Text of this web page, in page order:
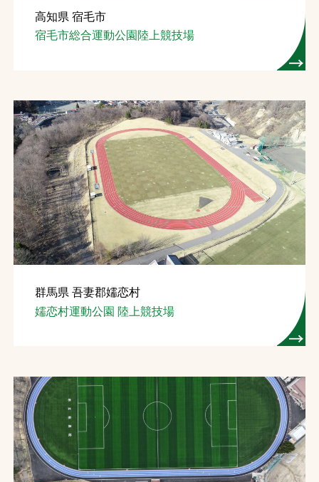
高知県 宿毛市
宿毛市総合運動公園陸上競技場
群馬県 吾妻郡嬬恋村
嬬恋村運動公園 陸上競技場